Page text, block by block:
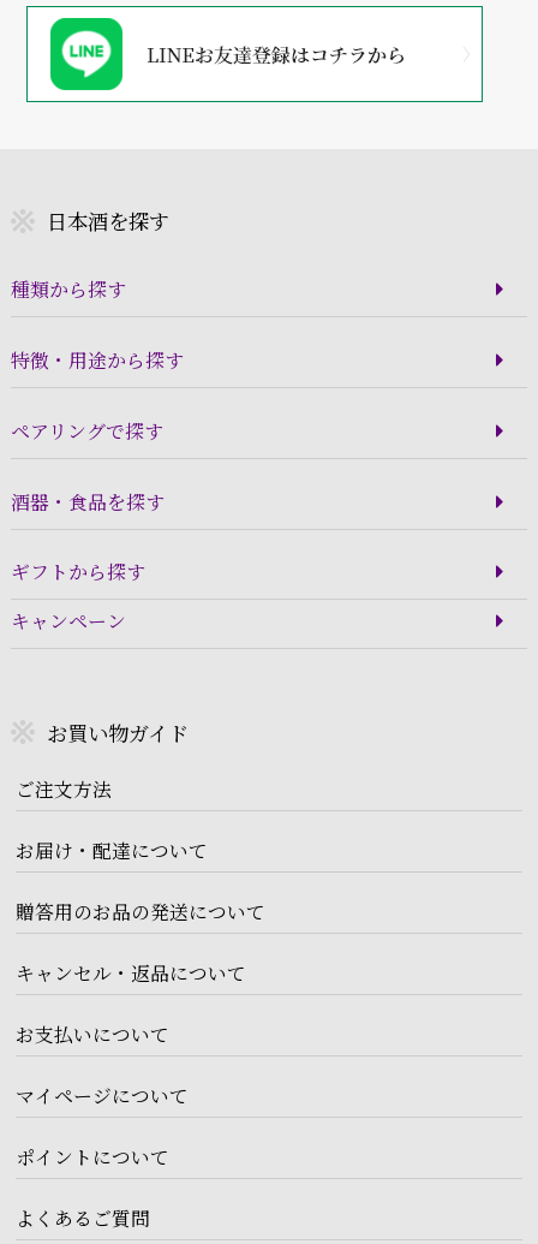
日本酒を探す
種類から探す
特徴・用途から探す
ペアリングで探す
酒器・食品を探す
ギフトから探す
キャンペーン
お買い物ガイド
ご注文方法
お届け・配達について
贈答用のお品の発送について
キャンセル・返品について
お支払いについて
マイページについて
ポイントについて
よくあるご質問